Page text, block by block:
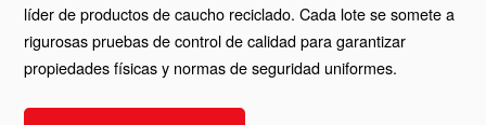
líder de productos de caucho reciclado. Cada lote se somete a
rigurosas pruebas de control de calidad para garantizar
propiedades físicas y normas de seguridad uniformes.